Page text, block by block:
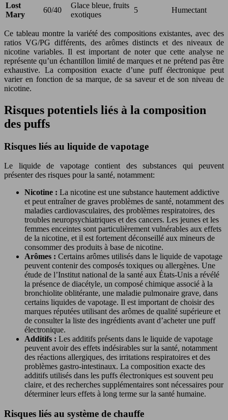
Lost
Mary
60/40
Glace bleue, fruits
exotiques
5 Humectant
Ce tableau montre la variété des compositions existantes, avec des
ratios VG/PG différents, des arômes distincts et des niveaux de
nicotine variables. Il est important de noter que cette analyse ne
représente qu’un échantillon limité de marques et ne prétend pas être
exhaustive. La composition exacte d’une puff électronique peut
varier en fonction de sa marque, de sa saveur et de son niveau de
nicotine.
Risques potentiels liés à la composition
des puffs
Risques liés au liquide de vapotage
Le liquide de vapotage contient des substances qui peuvent
présenter des risques pour la santé, notamment:
Nicotine : La nicotine est une substance hautement addictive
et peut entraîner de graves problèmes de santé, notamment des
maladies cardiovasculaires, des problèmes respiratoires, des
troubles neuropsychiatriques et des cancers. Les jeunes et les
femmes enceintes sont particulièrement vulnérables aux effets
de la nicotine, et il est fortement déconseillé aux mineurs de
consommer des produits à base de nicotine.
Arômes : Certains arômes utilisés dans le liquide de vapotage
peuvent contenir des composés toxiques ou allergènes. Une
étude de l’Institut national de la santé aux États-Unis a révélé
la présence de diacétyle, un composé chimique associé à la
bronchiolite oblitérante, une maladie pulmonaire grave, dans
certains liquides de vapotage. Il est important de choisir des
marques réputées utilisant des arômes de qualité supérieure et
de consulter la liste des ingrédients avant d’acheter une puff
électronique.
Additifs : Les additifs présents dans le liquide de vapotage
peuvent avoir des effets indésirables sur la santé, notamment
des réactions allergiques, des irritations respiratoires et des
problèmes gastro-intestinaux. La composition exacte des
additifs utilisés dans les puffs électroniques est souvent peu
claire, et des recherches supplémentaires sont nécessaires pour
déterminer leurs effets à long terme sur la santé humaine.
Risques liés au système de chauffe